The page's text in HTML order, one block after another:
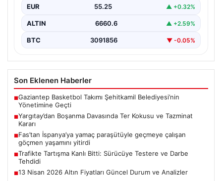
EUR 55.25 ▲ +0.32%
ALTIN 6660.6 ▲ +2.59%
BTC 3091856 ▼ -0.05%
Son Eklenen Haberler
■Gaziantep Basketbol Takımı Şehitkamil Belediyesi’nin
Yönetimine Geçti
■Yargıtay’dan Boşanma Davasında Ter Kokusu ve Tazminat
Kararı
■Fas’tan İspanya’ya yamaç paraşütüyle geçmeye çalışan
göçmen yaşamını yitirdi
■Trafikte Tartışma Kanlı Bitti: Sürücüye Testere ve Darbe
Tehdidi
■13 Nisan 2026 Altın Fiyatları Güncel Durum ve Analizler